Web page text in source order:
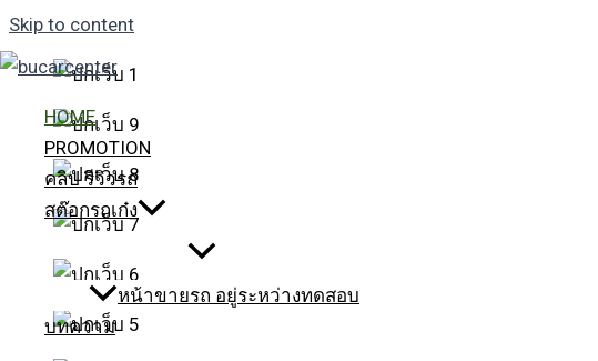
Skip to content
HOME
PROMOTION
คลิป รีวิวรถ
สต๊อกรถเก๋ง
หน้าขายรถ อยู่ระหว่างทดสอบ
บทความ